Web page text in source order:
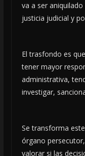
va a ser
justicia judicial y
El trasfondo es
tener mayor
administrativa,
investigar,
Se transforma
órgano
valorar si las